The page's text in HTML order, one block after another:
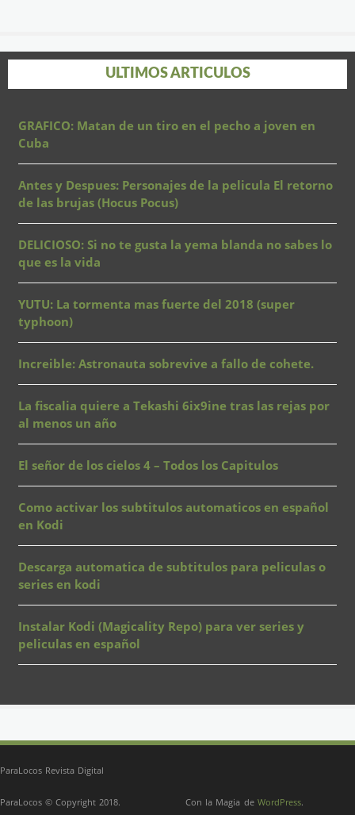
ULTIMOS ARTICULOS
GRAFICO: Matan de un tiro en el pecho a joven en
Cuba
Antes y Despues: Personajes de la pelicula El retorno
de las brujas (Hocus Pocus)
DELICIOSO: Si no te gusta la yema blanda no sabes lo
que es la vida
YUTU: La tormenta mas fuerte del 2018 (super
typhoon)
Increible: Astronauta sobrevive a fallo de cohete.
La fiscalia quiere a Tekashi 6ix9ine tras las rejas por
al menos un año
El señor de los cielos 4 – Todos los Capitulos
Como activar los subtitulos automaticos en español
en Kodi
Descarga automatica de subtitulos para peliculas o
series en kodi
Instalar Kodi (Magicality Repo) para ver series y
peliculas en español
ParaLocos Revista Digital
ParaLocos © Copyright 2018. Con la Magia de WordPress.